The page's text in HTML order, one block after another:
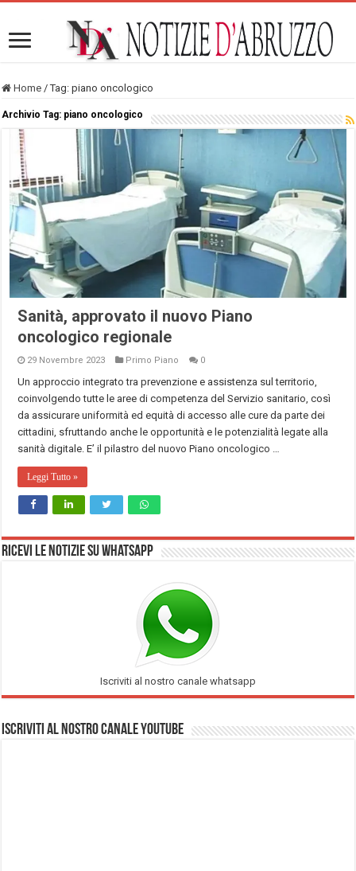
Home / Tag:piano oncologico
Archivio Tag: piano oncologico
Sanità, approvato il nuovo Piano
oncologico regionale
29 Novembre 2023 Primo Piano 0
Un approccio integrato tra prevenzione e assistenza sul territorio,
coinvolgendo tutte le aree di competenza del Servizio sanitario, così
da assicurare uniformità ed equità di accesso alle cure da parte dei
cittadini, sfruttando anche le opportunità e le potenzialità legate alla
sanità digitale. E’ il pilastro del nuovo Piano oncologico …
Leggi Tutto »
Ricevi le notizie su Whatsapp
Iscriviti al nostro canale whatsapp
Iscriviti al nostro Canale Youtube